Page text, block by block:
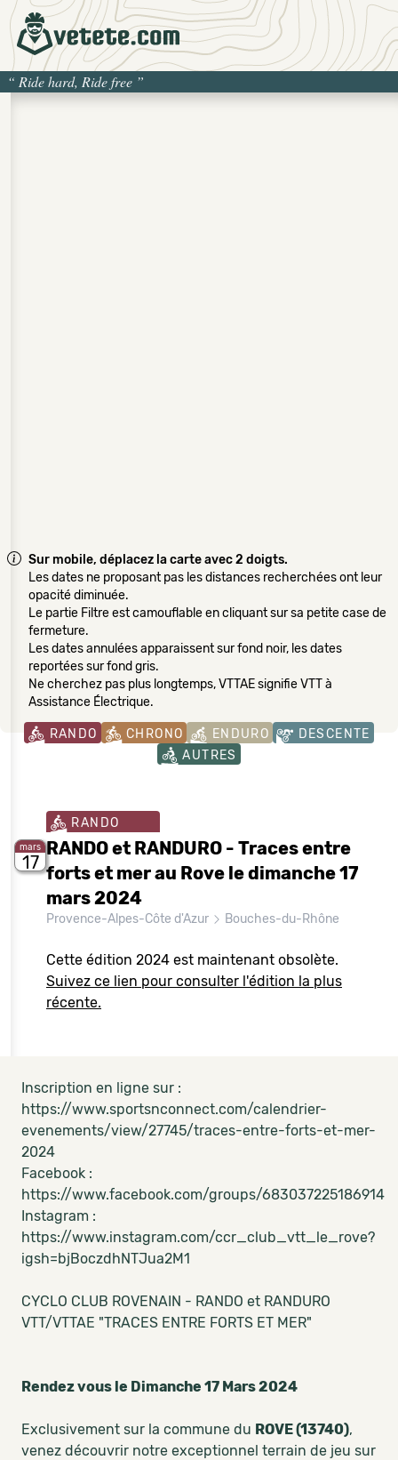
“ Ride hard, Ride free ”
Sur mobile, déplacez la carte avec 2 doigts.
Les dates ne proposant pas les distances recherchées ont leur
opacité diminuée.
Le partie Filtre est camouflable en cliquant sur sa petite case de
fermeture.
Les dates annulées apparaissent sur fond noir, les dates
reportées sur fond gris.
Ne cherchez pas plus longtemps, VTTAE signifie VTT à
Assistance Électrique.
RANDO CHRONO ENDURO
DESCENTE
AUTRES
mars
17
RANDO
RANDO et RANDURO - Traces entre
forts et mer au Rove le dimanche 17
mars 2024
Provence-Alpes-Côte d'Azur Bouches-du-Rhône
Cette édition 2024 est maintenant obsolète.
Suivez ce lien pour consulter l'édition la plus
récente.
Inscription en ligne sur :
https://www.sportsnconnect.com/calendrier-
evenements/view/27745/traces-entre-forts-et-mer-
2024
Facebook :
https://www.facebook.com/groups/683037225186914
Instagram :
https://www.instagram.com/ccr_club_vtt_le_rove?
igsh=bjBoczdhNTJua2M1
CYCLO CLUB ROVENAIN - RANDO et RANDURO
VTT/VTTAE "TRACES ENTRE FORTS ET MER"
Rendez vous le Dimanche 17 Mars 2024
Exclusivement sur la commune du ROVE (13740),
venez découvrir notre exceptionnel terrain de jeu sur